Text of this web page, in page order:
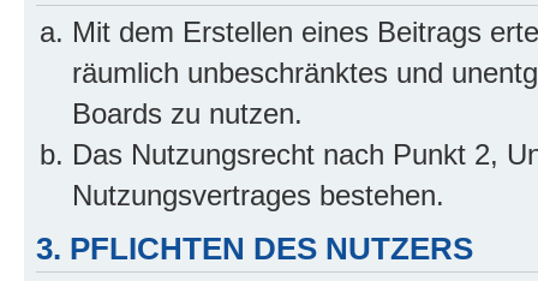
Mit dem Erstellen eines Beitrags
räumlich unbeschränktes und
Boards zu nutzen.
Das Nutzungsrecht nach Punkt 2,
Nutzungsvertrages bestehen.
3. PFLICHTEN DES NUTZERS